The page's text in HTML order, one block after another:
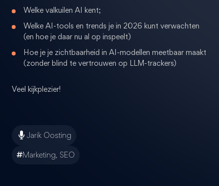
Welke valkuilen AI kent;
Welke AI-tools en trends je in 2026 kunt verwachten
(en hoe je daar nu al op inspeelt)
Hoe je je zichtbaarheid in AI-modellen meetbaar maakt
(zonder blind te vertrouwen op LLM-trackers)
Veel kijkplezier!
Jarik Oosting
Marketing, SEO